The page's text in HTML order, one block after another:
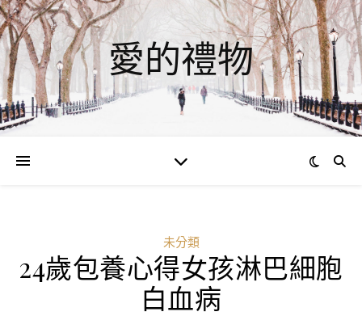
愛的禮物
未分類
24歲包養心得女孩淋巴細胞
白血病